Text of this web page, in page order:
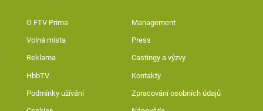
O FTV Prima Management
Volná místa Press
Reklama Castingy a výzvy
HbbTV Kontakty
Podmínky užívání Zpracování osobních údajů